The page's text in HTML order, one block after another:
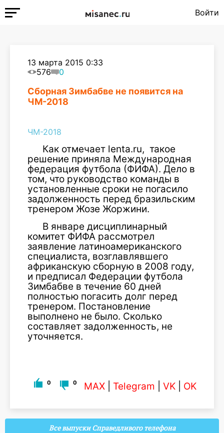
Войти
13 марта 2015 0:33
576
0
Сборная Зимбабве не появится на
ЧМ-2018
ЧМ-2018
Как отмечает lenta.ru, такое
решение приняла Международная
федерация футбола (ФИФА). Дело в
том, что руководство команды в
установленные сроки не погасило
задолженность перед бразильским
тренером Жозе Жоржини.
В январе дисциплинарный
комитет ФИФА рассмотрел
заявление латиноамериканского
специалиста, возглавлявшего
африканскую сборную в 2008 году,
и предписал Федерации футбола
Зимбабве в течение 60 дней
полностью погасить долг перед
тренером. Постановление
выполнено не было. Сколько
составляет задолженность, не
уточняется.
0 0 MAX Telegram VK OK
Все выпуски Справедливого телефона